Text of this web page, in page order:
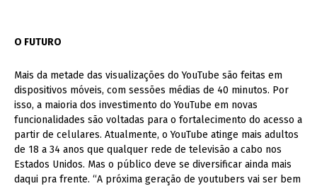
O FUTURO
Mais da metade das visualizações do YouTube são feitas em
dispositivos móveis, com sessões médias de 40 minutos. Por
isso, a maioria dos investimento do YouTube em novas
funcionalidades são voltadas para o fortalecimento do acesso a
partir de celulares. Atualmente, o YouTube atinge mais adultos
de 18 a 34 anos que qualquer rede de televisão a cabo nos
Estados Unidos. Mas o público deve se diversificar ainda mais
daqui pra frente. “A próxima geração de youtubers vai ser bem